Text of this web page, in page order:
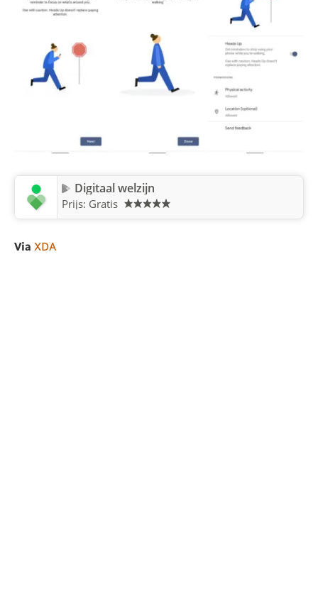
Digitaal welzijn
Prijs: Gratis
Via XDA